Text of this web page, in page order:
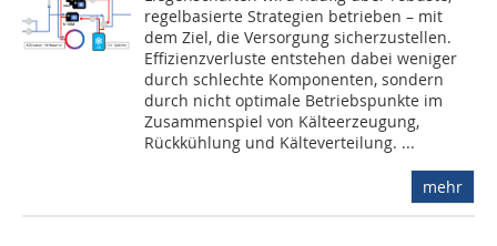
regelbasierte Strategien betrieben – mit
dem Ziel, die Versorgung sicherzustellen.
Effizienzverluste entstehen dabei weniger
durch schlechte Komponenten, sondern
durch nicht optimale Betriebspunkte im
Zusammenspiel von Kälteerzeugung,
Rückkühlung und Kälteverteilung. ...
mehr